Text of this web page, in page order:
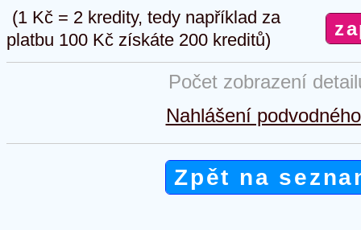
(1 Kč = 2 kredity, tedy například za
platbu 100 Kč získáte 200 kreditů)
Počet zobrazení
Nahlášení
Zpět na